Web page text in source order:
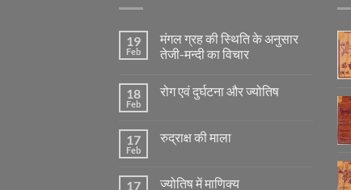
19
Feb
मंगल ग्रह की स्थिति के अनुसार
तेजी-मन्दी का विचार
on
स्थिति
के
मन्दी
का
18
Feb
रोग एवं दुर्घटना और ज्योतिष
रोग
ज्योतिष
17
Feb
रुद्राक्ष की माला
रुद्राक्ष
17 ज्योतिष में माणिक्य